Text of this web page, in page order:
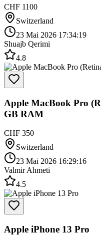
CHF 1100
Switzerland
23 Mai 2026 17:34:19
Shuajb Qerimi
4.8
Apple MacBook Pro
GB RAM
CHF 350
Switzerland
23 Mai 2026 16:29:16
Valmir Ahmeti
4.5
Apple iPhone 13 Pro